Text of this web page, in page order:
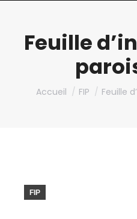
Feuille
Vous êtes ici :
Accueil FIP Feuille
FIP